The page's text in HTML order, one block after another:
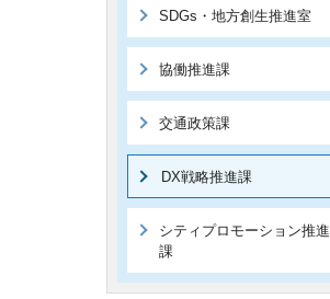
SDGs・地方創生推進室
協働推進課
交通政策課
DX戦略推進課
シティプロモーション推進
課